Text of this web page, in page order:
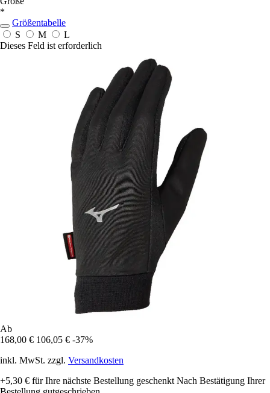
*
Größentabelle
S
M
L
Dieses Feld ist erforderlich
Ab
168,00 € 106,05 € -37%
inkl. MwSt. zzgl. Versandkosten
+5,30 € für Ihre nächste Bestellung geschenkt Nach Bestätigung Ihrer